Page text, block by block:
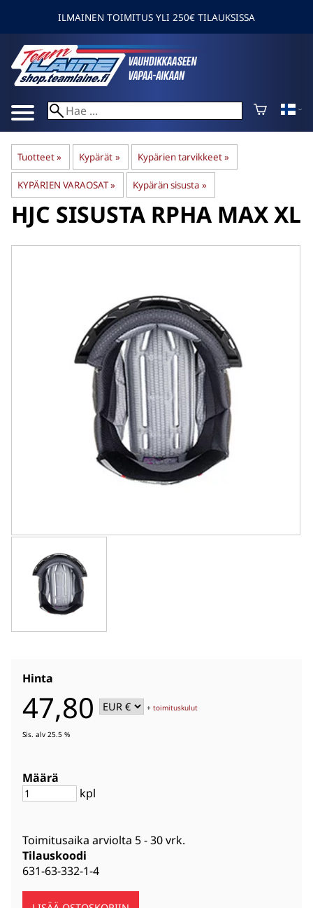
ILMAINEN TOIMITUS YLI 250€ TILAUKSISSA
Tuotteet‪» Kypärät ‪» Kypärien tarvikkeet‪»
KYPÄRIEN VARAOSAT‪» Kypärän sisusta ‪»
HJC SISUSTA RPHA MAX XL
Hinta
47,80 +toimituskulut
Sis. alv 25.5 %
Määrä
kpl
Toimitusaika arviolta 5 - 30 vrk.
Tilauskoodi
631-63-332-1-4